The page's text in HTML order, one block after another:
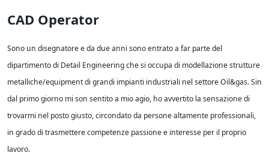
CAD Operator
Sono un disegnatore e da due anni sono entrato a far parte del
dipartimento di Detail Engineering che si occupa di modellazione strutture
metalliche/equipment di grandi impianti industriali nel settore Oil&gas. Sin
dal primo giorno mi son sentito a mio agio, ho avvertito la sensazione di
trovarmi nel posto giusto, circondato da persone altamente professionali,
in grado di trasmettere competenze passione e interesse per il proprio
lavoro.